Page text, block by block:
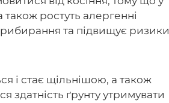
ростуть алергенні
та підвищує ризики
і стає щільнішою, а також
ґрунту утримувати